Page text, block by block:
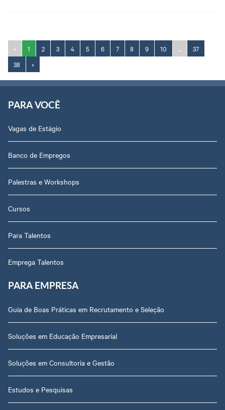
« 1 2 3 4 5 6 7 8 9 10 ...
37
38
»
PARA VOCÊ
Vagas de Estágio
Banco de Empregos
Palestras e Workshops
Cursos
Para Talentos
Emprega Talentos
PARA EMPRESA
Guia de Boas Práticas em Recrutamento e Seleção
Soluções em Educação Empresarial
Soluções em Consultoria e Gestão
Estudos e Pesquisas